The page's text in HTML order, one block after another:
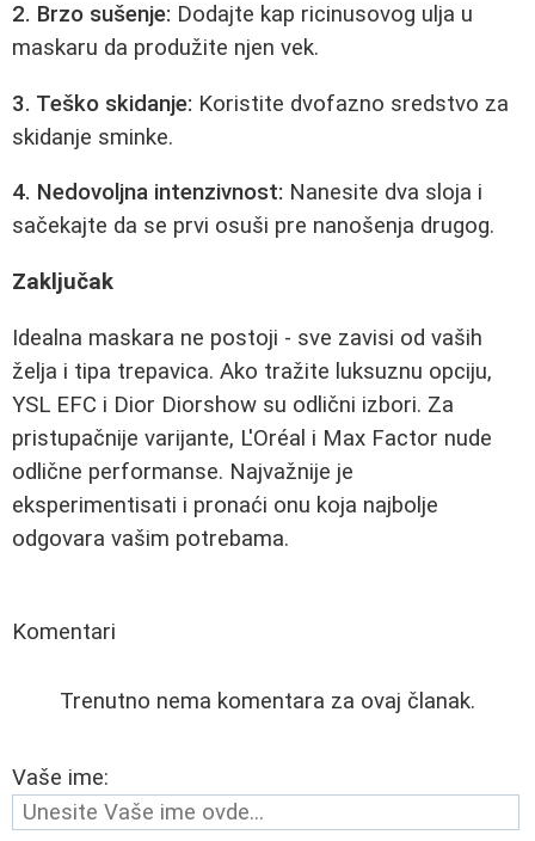
2. Brzo sušenje: Dodajte kap ricinusovog ulja u
maskaru da produžite njen vek.
3. Teško skidanje: Koristite dvofazno sredstvo za
skidanje sminke.
4. Nedovoljna intenzivnost: Nanesite dva sloja i
sačekajte da se prvi osuši pre nanošenja drugog.
Zaključak
Idealna maskara ne postoji - sve zavisi od vaših
želja i tipa trepavica. Ako tražite luksuznu opciju,
YSL EFC i Dior Diorshow su odlični izbori. Za
pristupačnije varijante, L'Oréal i Max Factor nude
odlične performanse. Najvažnije je
eksperimentisati i pronaći onu koja najbolje
odgovara vašim potrebama.
Komentari
Trenutno nema komentara za ovaj članak.
Vaše ime: